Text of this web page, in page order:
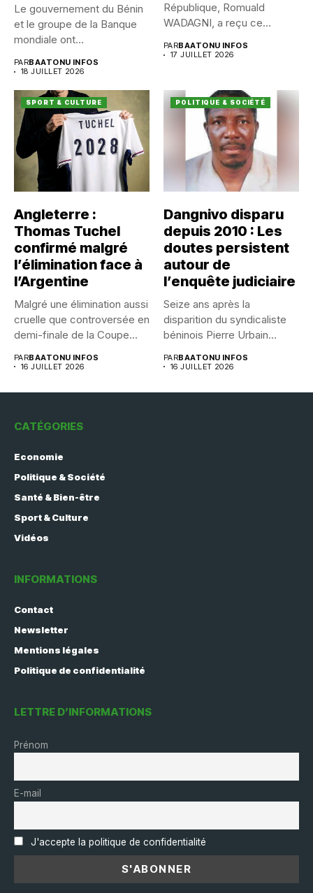
Le gouvernement du Bénin
et le groupe de la Banque
mondiale ont...
PARBAATONU INFOS
18 JUILLET 2026
République, Romuald
WADAGNI, a reçu ce
PARBAATONU INFOS
17 JUILLET 2026
SPORT & CULTURE
Angleterre :
Thomas Tuchel
confirmé malgré
l’élimination face à
l’Argentine
Malgré une élimination aussi
cruelle que controversée en
demi-finale de la Coupe...
PARBAATONU INFOS
16 JUILLET 2026
POLITIQUE & SOCIÉTÉ
Dangnivo disparu
depuis 2010 : Les
doutes persistent
autour de
l’enquête judiciaire
Seize ans après la
disparition du syndicaliste
béninois Pierre Urbain
PARBAATONU INFOS
16 JUILLET 2026
CATÉGORIES
Economie
Politique & Société
Santé & Bien-être
Sport & Culture
Vidéos
INFORMATIONS
Contact
Newsletter
Mentions légales
Politique de confidentialité
LETTRE D’INFORMATIONS
Prénom
E-mail
J'accepte la politique de confidentialité